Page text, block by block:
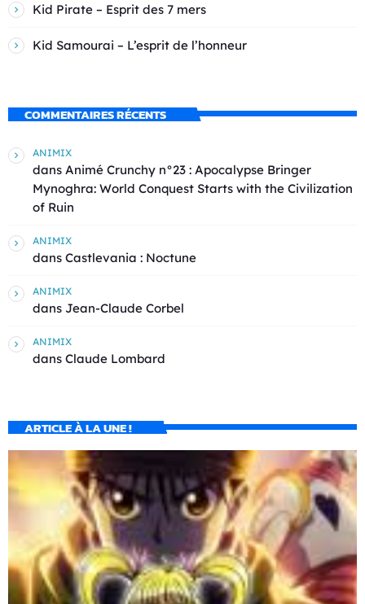
Kid Pirate – Esprit des 7 mers
Kid Samourai – L’esprit de l’honneur
COMMENTAIRES RÉCENTS
ANIMIX
dans Animé Crunchy n°23 : Apocalypse Bringer
Mynoghra: World Conquest Starts with the Civilization
of Ruin
ANIMIX
dans Castlevania : Noctune
ANIMIX
dans Jean-Claude Corbel
ANIMIX
dans Claude Lombard
ARTICLE À LA UNE !